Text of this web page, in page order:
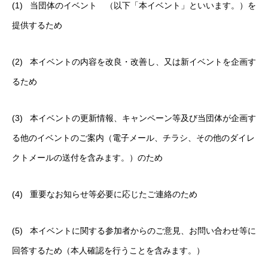
(1) 当団体のイベント （以下「本イベント」といいます。）を
提供するため
(2) 本イベントの内容を改良・改善し、又は新イベントを企画す
るため
(3) 本イベントの更新情報、キャンペーン等及び当団体が企画す
る他のイベントのご案内（電子メール、チラシ、その他のダイレ
クトメールの送付を含みます。）のため
(4) 重要なお知らせ等必要に応じたご連絡のため
(5) 本イベントに関する参加者からのご意見、お問い合わせ等に
回答するため（本人確認を行うことを含みます。）